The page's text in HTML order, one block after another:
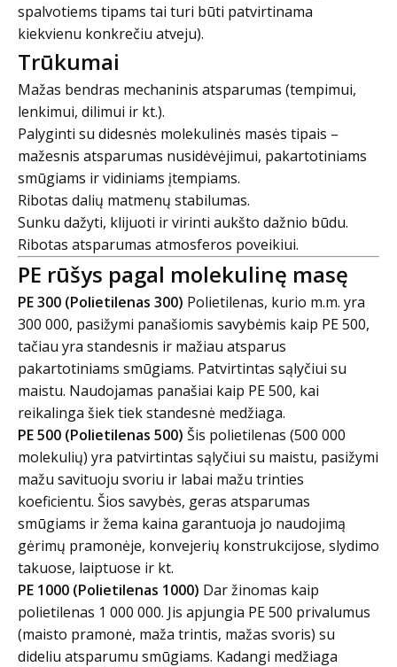
spalvotiems tipams tai turi būti patvirtinama
kiekvienu konkrečiu atveju).
Trūkumai
Mažas bendras mechaninis atsparumas (tempimui,
lenkimui, dilimui ir kt.).
Palyginti su didesnės molekulinės masės tipais –
mažesnis atsparumas nusidėvėjimui, pakartotiniams
smūgiams ir vidiniams įtempiams.
Ribotas dalių matmenų stabilumas.
Sunku dažyti, klijuoti ir virinti aukšto dažnio būdu.
Ribotas atsparumas atmosferos poveikiui.
PE rūšys pagal molekulinę masę
PE 300 (Polietilenas 300) Polietilenas, kurio m.m. yra
300 000, pasižymi panašiomis savybėmis kaip PE 500,
tačiau yra standesnis ir mažiau atsparus
pakartotiniams smūgiams. Patvirtintas sąlyčiui su
maistu. Naudojamas panašiai kaip PE 500, kai
reikalinga šiek tiek standesnė medžiaga.
PE 500 (Polietilenas 500) Šis polietilenas (500 000
molekulių) yra patvirtintas sąlyčiui su maistu, pasižymi
mažu savituoju svoriu ir labai mažu trinties
koeficientu. Šios savybės, geras atsparumas
smūgiams ir žema kaina garantuoja jo naudojimą
gėrimų pramonėje, konvejerių konstrukcijose, slydimo
takuose, laiptuose ir kt.
PE 1000 (Polietilenas 1000) Dar žinomas kaip
polietilenas 1 000 000. Jis apjungia PE 500 privalumus
(maisto pramonė, maža trintis, mažas svoris) su
dideliu atsparumu smūgiams. Kadangi medžiaga